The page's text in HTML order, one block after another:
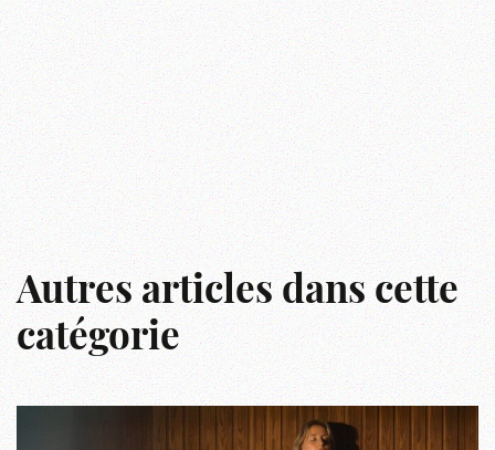
Autres articles dans cette
catégorie